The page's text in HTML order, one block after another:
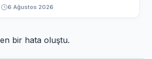
6 Ağustos 2026
bir hata oluştu.